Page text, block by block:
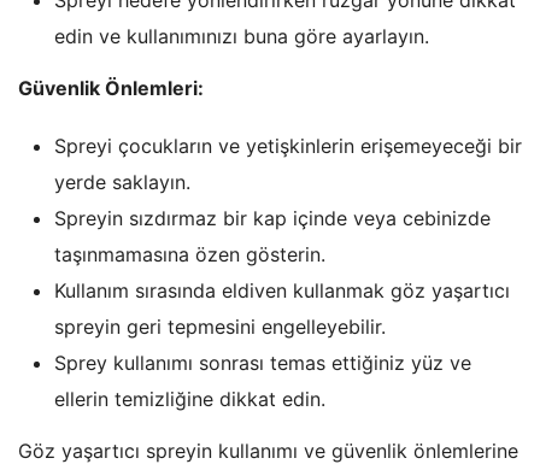
edin ve kullanımınızı buna göre ayarlayın.
Güvenlik Önlemleri:
Spreyi çocukların ve yetişkinlerin erişemeyeceği bir
yerde saklayın.
Spreyin sızdırmaz bir kap içinde veya cebinizde
taşınmamasına özen gösterin.
Kullanım sırasında eldiven kullanmak göz yaşartıcı
spreyin geri tepmesini engelleyebilir.
Sprey kullanımı sonrası temas ettiğiniz yüz ve
ellerin temizliğine dikkat edin.
Göz yaşartıcı spreyin kullanımı ve güvenlik önlemlerine